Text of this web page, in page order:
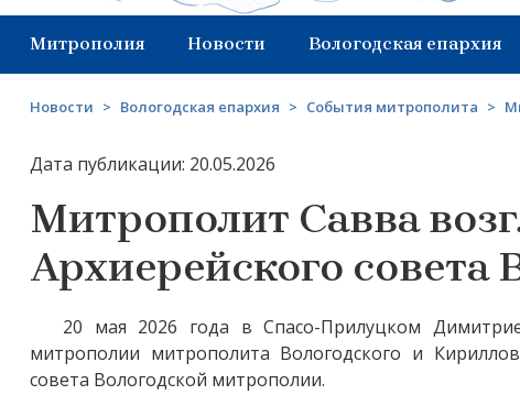
Митрополия Новости Вологодская епархия
Новости > Вологодская епархия > События митрополита >
Дата публикации: 20.05.2026
Митрополит Савва
Архиерейского совета
20 мая 2026 года в Спасо-Прилуцком
митрополии митрополита Вологодского и
совета Вологодской митрополии.